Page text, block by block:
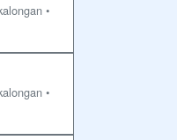
•
•